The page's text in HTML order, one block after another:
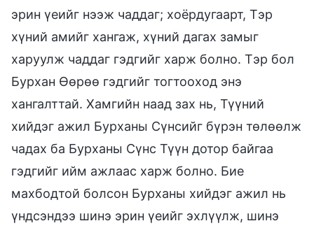
эрин үеийг нээж чаддаг; хоёрдугаарт, Тэр
хүний амийг хангаж, хүний дагах замыг
харуулж чаддаг гэдгийг харж болно. Тэр бол
Бурхан Өөрөө гэдгийг тогтооход энэ
хангалттай. Хамгийн наад зах нь, Түүний
хийдэг ажил Бурханы Сүнсийг бүрэн төлөөлж
чадах ба Бурханы Сүнс Түүн дотор байгаа
гэдгийг ийм ажлаас харж болно. Бие
махбодтой болсон Бурханы хийдэг ажил нь
үндсэндээ шинэ эрин үеийг эхлүүлж, шинэ